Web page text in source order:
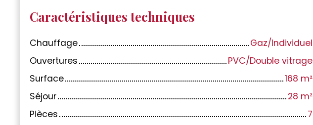
Caractéristiques techniques
Chauffage
Gaz/Individuel
Ouvertures
PVC/Double vitrage
Surface
168 m²
Séjour
28 m²
Pièces
7